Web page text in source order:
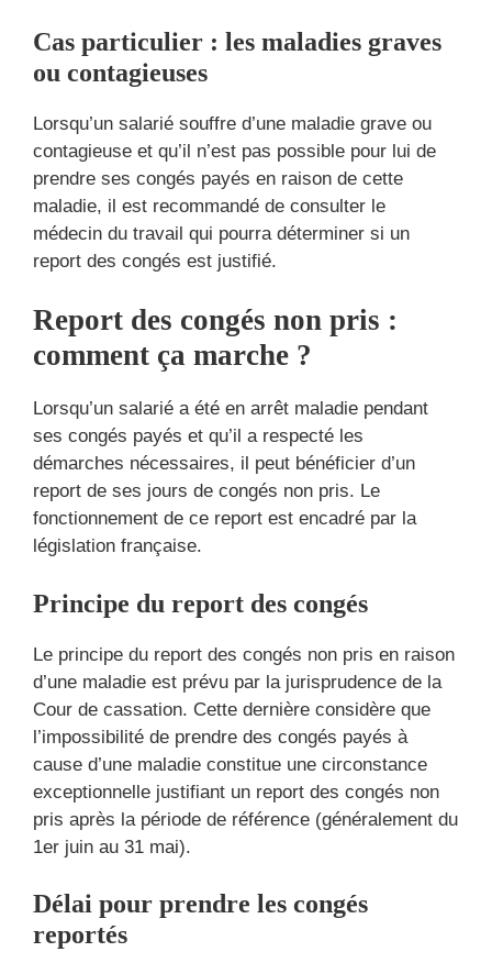
Cas particulier : les maladies graves
ou contagieuses
Lorsqu’un salarié souffre d’une maladie grave ou
contagieuse et qu’il n’est pas possible pour lui de
prendre ses congés payés en raison de cette
maladie, il est recommandé de consulter le
médecin du travail qui pourra déterminer si un
report des congés est justifié.
Report des congés non pris :
comment ça marche ?
Lorsqu’un salarié a été en arrêt maladie pendant
ses congés payés et qu’il a respecté les
démarches nécessaires, il peut bénéficier d’un
report de ses jours de congés non pris. Le
fonctionnement de ce report est encadré par la
législation française.
Principe du report des congés
Le principe du report des congés non pris en raison
d’une maladie est prévu par la jurisprudence de la
Cour de cassation. Cette dernière considère que
l’impossibilité de prendre des congés payés à
cause d’une maladie constitue une circonstance
exceptionnelle justifiant un report des congés non
pris après la période de référence (généralement du
1er juin au 31 mai).
Délai pour prendre les congés
reportés